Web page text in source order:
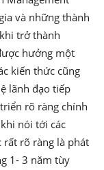
và những thành
trở thành
hưởng một
kiến thức cũng
lãnh đạo tiếp
rõ ràng chính
nói tới các
rất rõ ràng là phát
1- 3 năm tùy